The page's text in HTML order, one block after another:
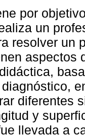
por
un
resolver un
aspectos
diferentes
y
llevada a